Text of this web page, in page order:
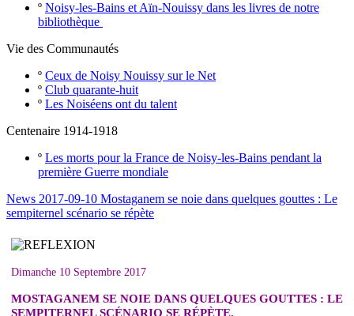
º Noisy-les-Bains et Aïn-Nouissy dans les livres de notre
bibliothèque
Vie des Communautés
º Ceux de Noisy Nouissy sur le Net
º Club quarante-huit
º Les Noiséens ont du talent
Centenaire 1914-1918
º Les morts pour la France de Noisy-les-Bains pendant la
première Guerre mondiale
News 2017-09-10 Mostaganem se noie dans quelques gouttes : Le
sempiternel scénario se répète
Dimanche 10 Septembre 2017
MOSTAGANEM SE NOIE DANS QUELQUES GOUTTES : LE
SEMPITERNEL SCÉNARIO SE RÉPÈTE.